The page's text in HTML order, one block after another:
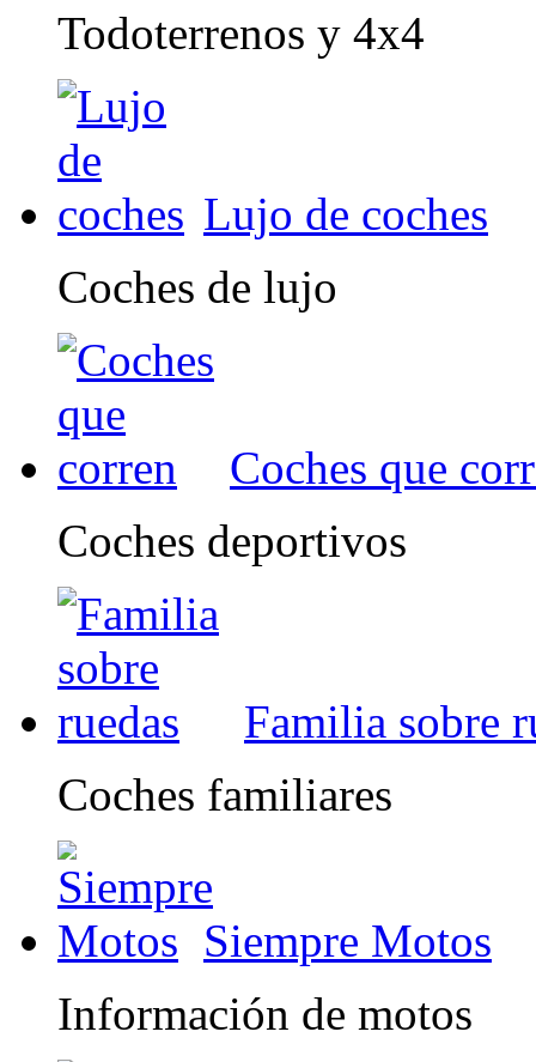
Todoterrenos y 4x4
Lujo de coches
Coches de lujo
Coches que
Coches deportivos
Familia sobre
Coches familiares
Siempre Motos
Información de motos